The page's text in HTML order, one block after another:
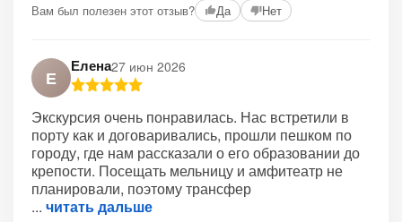
Вам был полезен этот отзыв? Да Нет
Е
Елена27 июн 2026
Экскурсия очень понравилась. Нас встретили в
порту как и договаривались, прошли пешком по
городу, где нам рассказали о его образовании до
крепости. Посещать мельницу и амфитеатр не
планировали, поэтому трансфер
читать дальше